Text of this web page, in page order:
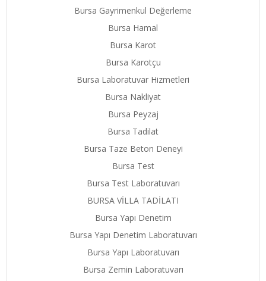
Bursa Gayrimenkul Değerleme
Bursa Hamal
Bursa Karot
Bursa Karotçu
Bursa Laboratuvar Hizmetleri
Bursa Nakliyat
Bursa Peyzaj
Bursa Tadilat
Bursa Taze Beton Deneyi
Bursa Test
Bursa Test Laboratuvarı
BURSA VİLLA TADİLATI
Bursa Yapı Denetim
Bursa Yapı Denetim Laboratuvarı
Bursa Yapı Laboratuvarı
Bursa Zemin Laboratuvarı